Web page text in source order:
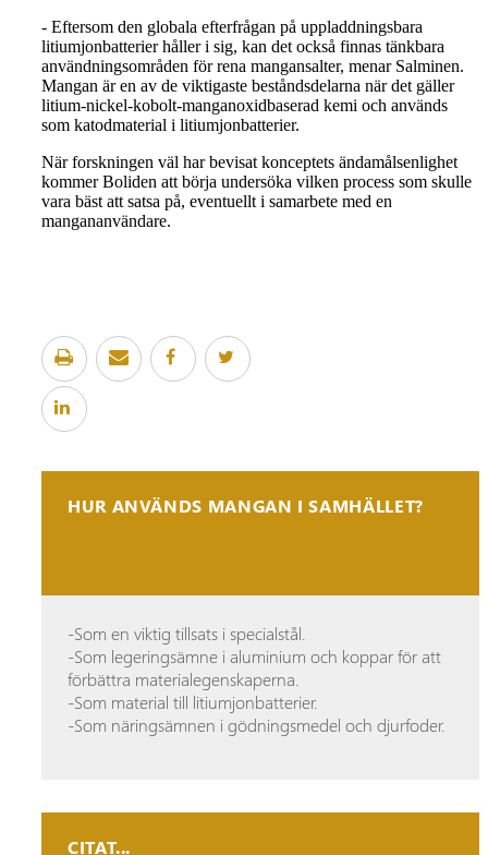
- Eftersom den globala efterfrågan på uppladdningsbara
litiumjonbatterier håller i sig, kan det också finnas tänkbara
användningsområden för rena mangansalter, menar Salminen.
Mangan är en av de viktigaste beståndsdelarna när det gäller
litium-nickel-kobolt-manganoxidbaserad kemi och används
som katodmaterial i litiumjonbatterier.
När forskningen väl har bevisat konceptets ändamålsenlighet
kommer Boliden att börja undersöka vilken process som skulle
vara bäst att satsa på, eventuellt i samarbete med en
mangananvändare.
HUR ANVÄNDS MANGAN I SAMHÄLLET?
-Som en viktig tillsats i specialstål.
-Som legeringsämne i aluminium och koppar för att
förbättra materialegenskaperna.
-Som material till litiumjonbatterier.
-Som näringsämnen i gödningsmedel och djurfoder.
CITAT...